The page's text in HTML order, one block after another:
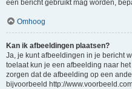
een bericht gebruikt mag worden,
Omhoog
Kan ik afbeeldingen plaatsen?
Ja, je kunt afbeeldingen in je bericht
toelaat kun je een afbeelding naar
zorgen dat de afbeelding op een
bijvoorbeeld http://